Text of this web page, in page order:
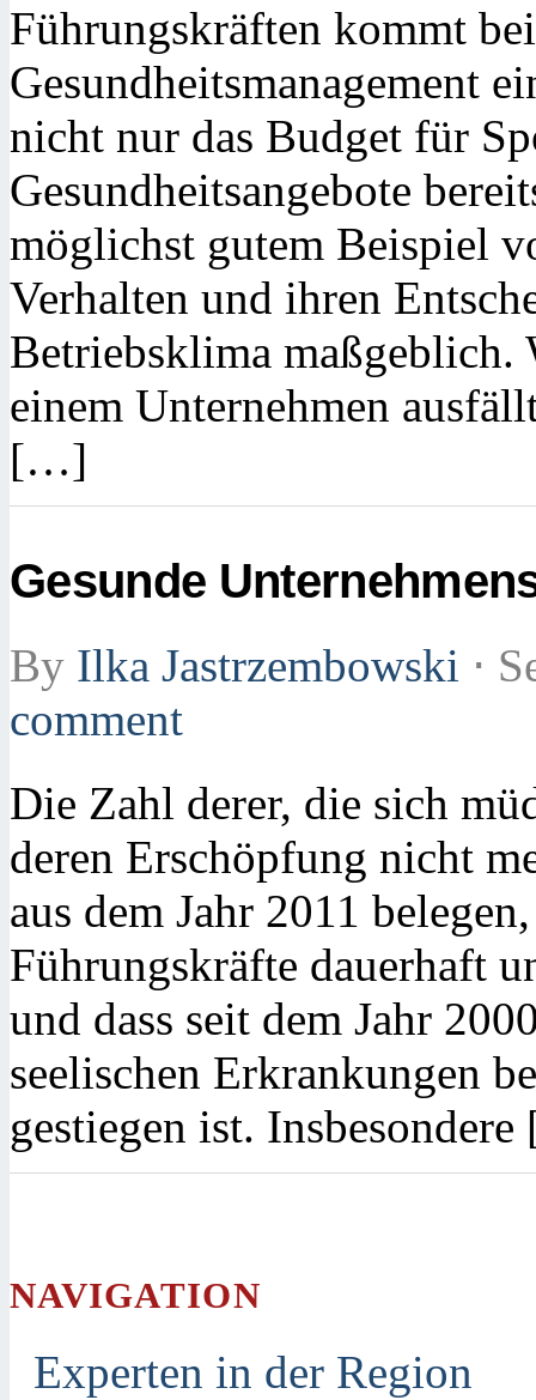
Führungskräften kommt
Gesundheitsmanagement
nicht nur das Budget für
Gesundheitsangebote
möglichst gutem Beispiel
Verhalten und ihren
Betriebsklima maßgeblich.
einem Unternehmen
[…]
Gesunde
By Ilka Jastrzembowski ⋅
comment
Die Zahl derer, die sich
deren Erschöpfung nicht
aus dem Jahr 2011
Führungskräfte dauerhaft
und dass seit dem Jahr
seelischen Erkrankungen
gestiegen ist.
NAVIGATION
Experten in der Region